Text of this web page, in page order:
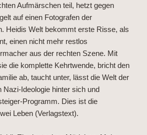
Aufmärschen teil, hetzt gegen
auf einen Fotografen der
Heidis Welt bekommt erste Risse, als
einen nicht mehr restlos
aus der rechten Szene. Mit
die komplette Kehrtwende, bricht den
ab, taucht unter, lässt die Welt der
Nazi-Ideologie hinter sich und
Programm. Dies ist die
Leben (Verlagstext).